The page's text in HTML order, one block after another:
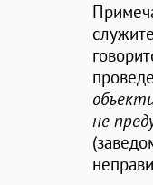
не